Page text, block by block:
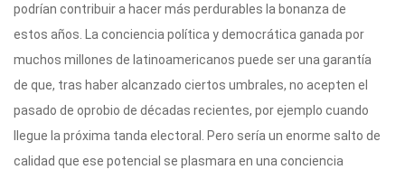
podrían contribuir a hacer más perdurables la bonanza de
estos años. La conciencia política y democrática ganada por
muchos millones de latinoamericanos puede ser una garantía
de que, tras haber alcanzado ciertos umbrales, no acepten el
pasado de oprobio de décadas recientes, por ejemplo cuando
llegue la próxima tanda electoral. Pero sería un enorme salto de
calidad que ese potencial se plasmara en una conciencia